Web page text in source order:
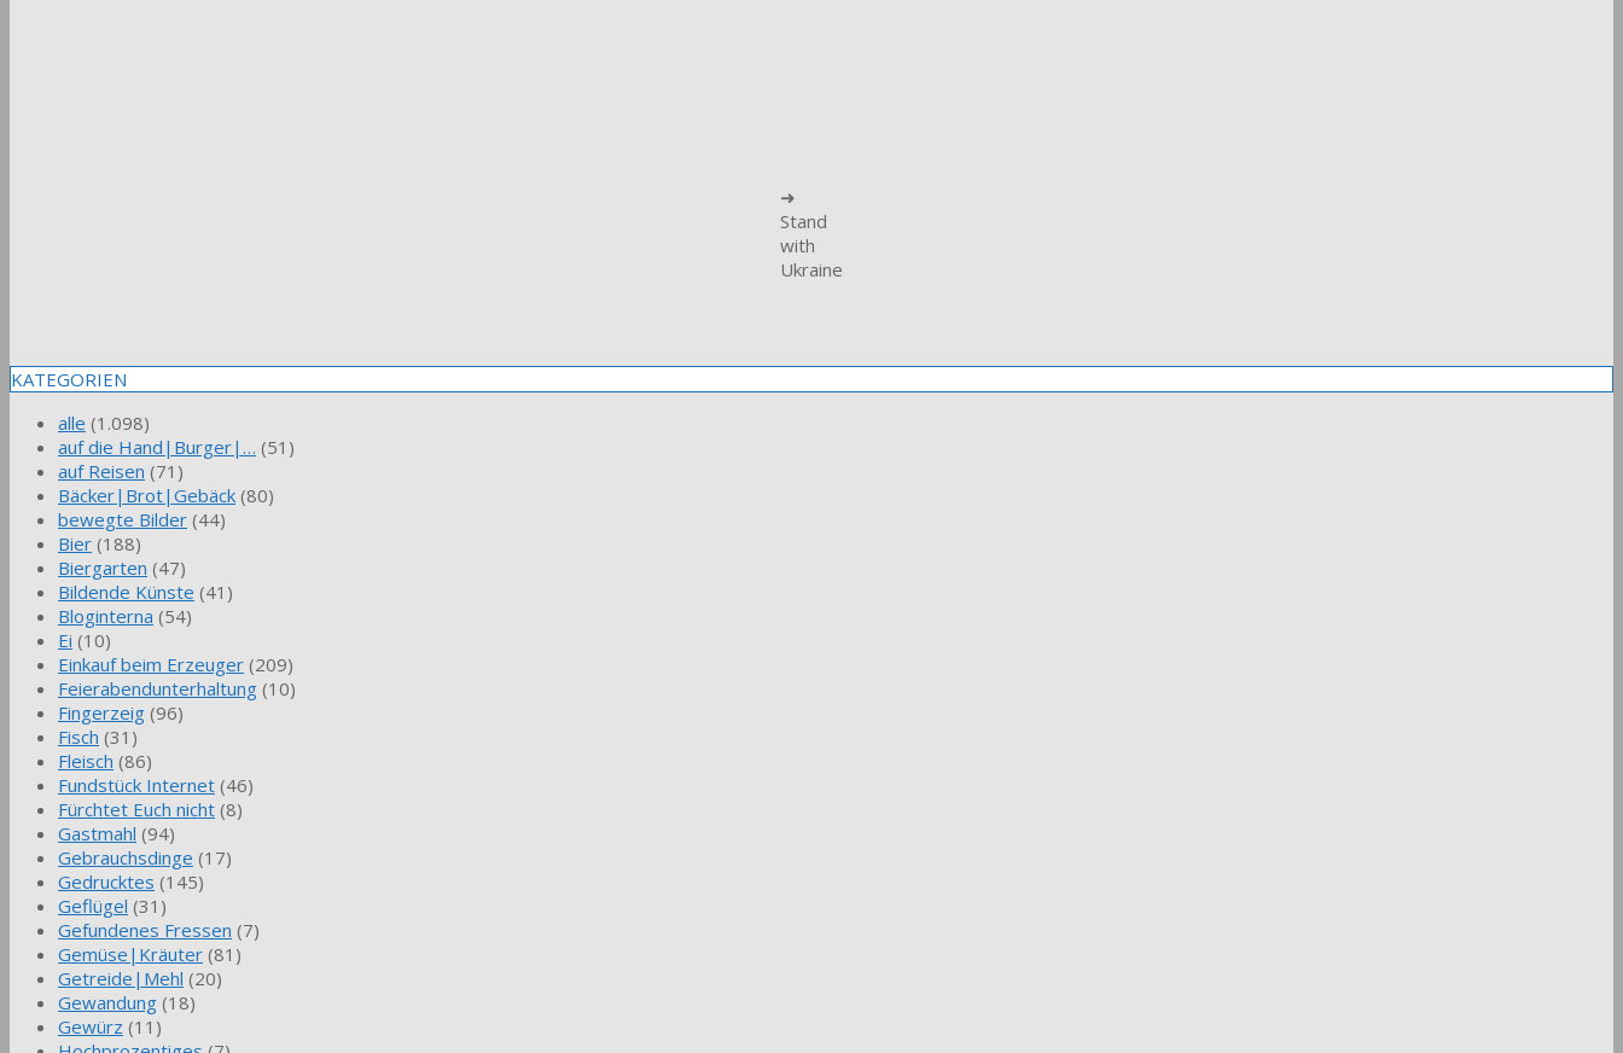
➜
Stand
with
Ukraine
KATEGORIEN
alle (1.098)
auf die Hand|Burger|… (51)
auf Reisen (71)
Bäcker|Brot|Gebäck (80)
bewegte Bilder (44)
Bier (188)
Biergarten (47)
Bildende Künste (41)
Bloginterna (54)
Ei (10)
Einkauf beim Erzeuger (209)
Feierabendunterhaltung (10)
Fingerzeig (96)
Fisch (31)
Fleisch (86)
Fundstück Internet (46)
Fürchtet Euch nicht (8)
Gastmahl (94)
Gebrauchsdinge (17)
Gedrucktes (145)
Geflügel (31)
Gefundenes Fressen (7)
Gemüse|Kräuter (81)
Getreide|Mehl (20)
Gewandung (18)
Gewürz (11)